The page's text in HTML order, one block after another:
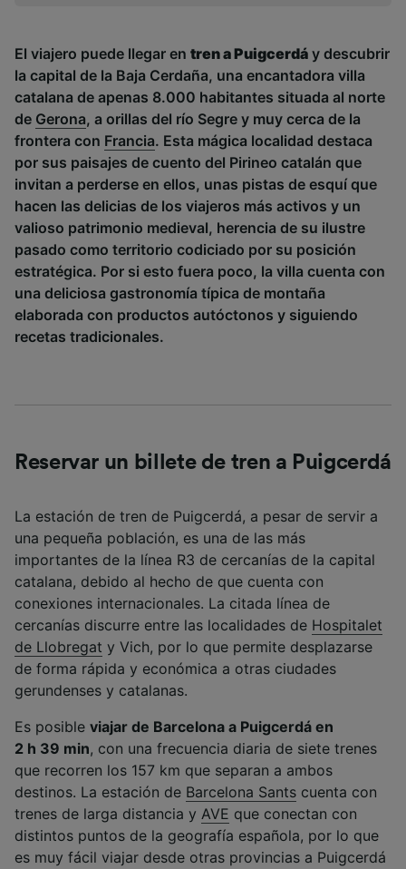
El viajero puede llegar en tren a Puigcerdá y descubrir
la capital de la Baja Cerdaña, una encantadora villa
catalana de apenas 8.000 habitantes situada al norte
de Gerona, a orillas del río Segre y muy cerca de la
frontera con Francia. Esta mágica localidad destaca
por sus paisajes de cuento del Pirineo catalán que
invitan a perderse en ellos, unas pistas de esquí que
hacen las delicias de los viajeros más activos y un
valioso patrimonio medieval, herencia de su ilustre
pasado como territorio codiciado por su posición
estratégica. Por si esto fuera poco, la villa cuenta con
una deliciosa gastronomía típica de montaña
elaborada con productos autóctonos y siguiendo
recetas tradicionales.
Reservar un billete de tren a Puigcerdá
La estación de tren de Puigcerdá, a pesar de servir a
una pequeña población, es una de las más
importantes de la línea R3 de cercanías de la capital
catalana, debido al hecho de que cuenta con
conexiones internacionales. La citada línea de
cercanías discurre entre las localidades de Hospitalet
de Llobregat y Vich, por lo que permite desplazarse
de forma rápida y económica a otras ciudades
gerundenses y catalanas.
Es posible viajar de Barcelona a Puigcerdá en
2 h 39 min, con una frecuencia diaria de siete trenes
que recorren los 157 km que separan a ambos
destinos. La estación de Barcelona Sants cuenta con
trenes de larga distancia y AVE que conectan con
distintos puntos de la geografía española, por lo que
es muy fácil viajar desde otras provincias a Puigcerdá
Utilizar datos de localización geográfica
precisa. Analizar activamente las
características del dispositivo para su
identificación. Almacenar la información en un
dispositivo y/o acceder a ella. Publicidad y
contenido personalizados, medición de
publicidad y contenido, investigación de
audiencia y desarrollo de servicios.
Lista de asociados (proveedores)